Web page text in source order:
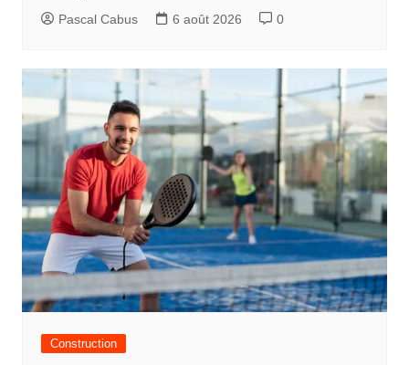
Pascal Cabus 6 août 2026 0
Construction